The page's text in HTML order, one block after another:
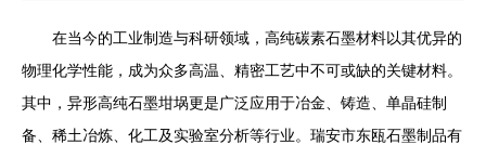
在当今的工业制造与科研领域，高纯碳素石墨材料以其优异的
物理化学性能，成为众多高温、精密工艺中不可或缺的关键材料。
其中，异形高纯石墨坩埚更是广泛应用于冶金、铸造、单晶硅制
备、稀土冶炼、化工及实验室分析等行业。瑞安市东瓯石墨制品有